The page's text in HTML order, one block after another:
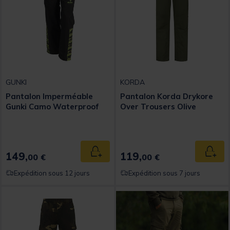
GUNKI
Pantalon Imperméable
Gunki Camo Waterproof
149,00 € Ajouter au panier
Expédition sous 12 jours
KORDA
Pantalon Korda Drykore
Over Trousers Olive
119,00 €
Expédition sous 7 jours